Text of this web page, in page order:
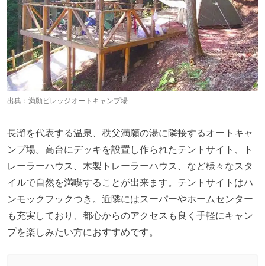
出典： 満願ビレッジオートキャンプ場
長瀞を代表する温泉、秩父満願の湯に隣接するオートキャ
ンプ場。高台にデッキを設置し作られたテントサイト、ト
レーラーハウス、木製トレーラーハウス、など様々なスタ
イルで自然を満喫することが出来ます。テントサイトはハ
ンモックフックつき。近隣にはスーパーやホームセンター
も充実しており、都心からのアクセスも良く手軽にキャン
プを楽しみたい方におすすめです。